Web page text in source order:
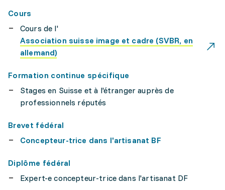
Cours
Cours de l'
Association suisse image et cadre (SVBR, en
allemand)
Formation continue spécifique
Stages en Suisse et à l'étranger auprès de
professionnels réputés
Brevet fédéral
Concepteur-trice dans l'artisanat BF
Diplôme fédéral
Expert-e concepteur-trice dans l'artisanat DF